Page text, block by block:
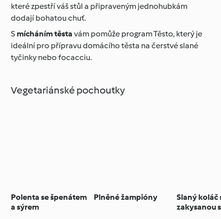
které zpestří váš stůl a připraveným jednohubkám
dodají bohatou chuť.
S mícháním těsta vám pomůže program Těsto, který je
ideální pro přípravu domácího těsta na čerstvé slané
tyčinky nebo focacciu.
Vegetariánské pochoutky
Polenta se špenátem
a sýrem
Plněné žampióny
Slaný koláč
zakysanou